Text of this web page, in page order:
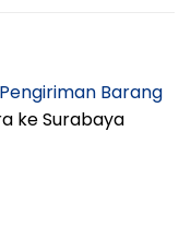
Barang
ke Surabaya